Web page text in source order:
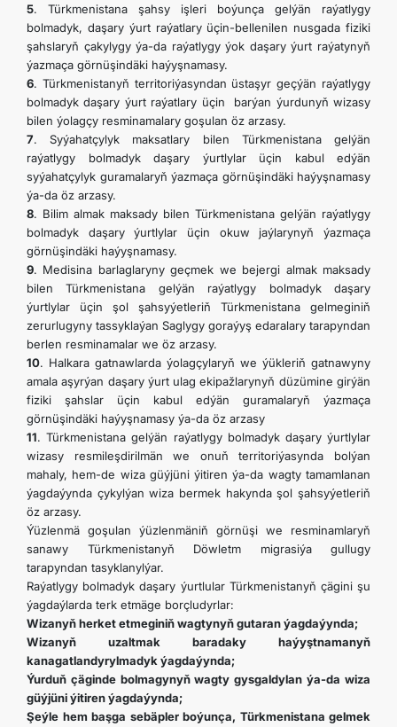
5. Türkmenistana şahsy işleri boýunça gelýän raýatlygy
bolmadyk, daşary ýurt raýatlary üçin-bellenilen nusgada fiziki
şahslaryň çakylygy ýa-da raýatlygy ýok daşary ýurt raýatynyň
ýazmaça görnüşindäki haýyşnamasy.
6. Türkmenistanyň territoriýasyndan üstaşyr geçýän raýatlygy
bolmadyk daşary ýurt raýatlary üçin barýan ýurdunyň wizasy
bilen ýolagçy resminamalary goşulan öz arzasy.
7. Syýahatçylyk maksatlary bilen Türkmenistana gelýän
raýatlygy bolmadyk daşary ýurtlylar üçin kabul edýän
syýahatçylyk guramalaryň ýazmaça görnüşindäki haýyşnamasy
ýa-da öz arzasy.
8. Bilim almak maksady bilen Türkmenistana gelýän raýatlygy
bolmadyk daşary ýurtlylar üçin okuw jaýlarynyň ýazmaça
görnüşindäki haýyşnamasy.
9. Medisina barlaglaryny geçmek we bejergi almak maksady
bilen Türkmenistana gelýän raýatlygy bolmadyk daşary
ýurtlylar üçin şol şahsyýetleriň Türkmenistana gelmeginiň
zerurlugyny tassyklaýan Saglygy goraýyş edaralary tarapyndan
berlen resminamalar we öz arzasy.
10. Halkara gatnawlarda ýolagçylaryň we ýükleriň gatnawyny
amala aşyrýan daşary ýurt ulag ekipažlarynyň düzümine girýän
fiziki şahslar üçin kabul edýän guramalaryň ýazmaça
görnüşindäki haýyşnamasy ýa-da öz arzasy
11. Türkmenistana gelýän raýatlygy bolmadyk daşary ýurtlylar
wizasy resmileşdirilmän we onuň territoriýasynda bolýan
mahaly, hem-de wiza güýjüni ýitiren ýa-da wagty tamamlanan
ýagdaýynda çykylýan wiza bermek hakynda şol şahsyýetleriň
öz arzasy.
Ýüzlenmä goşulan ýüzlenmäniň görnüşi we resminamlaryň
sanawy Türkmenistanyň Döwletm migrasiýa gullugy
tarapyndan tasyklanylýar.
Raýatlygy bolmadyk daşary ýurtlular Türkmenistanyň çägini şu
ýagdaýlarda terk etmäge borçludyrlar:
Wizanyň herket etmeginiň wagtynyň gutaran ýagdaýynda;
Wizanyň uzaltmak baradaky haýyştnamanyň
kanagatlandyrylmadyk ýagdaýynda;
Ýurduň çäginde bolmagynyň wagty gysgaldylan ýa-da wiza
güýjüni ýitiren ýagdaýynda;
Şeýle hem başga sebäpler boýunça, Türkmenistana gelmek